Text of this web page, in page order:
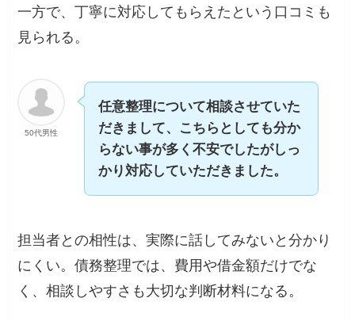
一方で、丁寧に対応してもらえたという口コミも
見られる。
50代男性
任意整理について相談させていた
だきまして、こちらとしても分か
らない事が多く不安でしたがしっ
かり対応していただきました。
担当者との相性は、実際に話してみないと分かり
にくい。債務整理では、費用や借金額だけでな
く、相談しやすさも大切な判断材料になる。